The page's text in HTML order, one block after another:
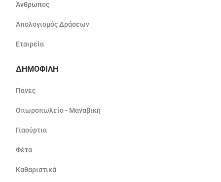
Άνθρωπος
Απολογισμός Δράσεων
Εταιρεία
ΔΗΜΟΦΙΛΗ
Πάνες
Οπωροπωλείο - Μαναβική
Γιαούρτια
Φέτα
Καθαριστικά